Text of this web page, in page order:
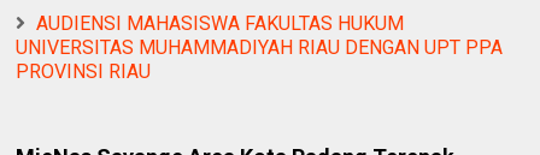
AUDIENSI MAHASISWA FAKULTAS HUKUM
UNIVERSITAS MUHAMMADIYAH RIAU DENGAN UPT PPA
PROVINSI RIAU